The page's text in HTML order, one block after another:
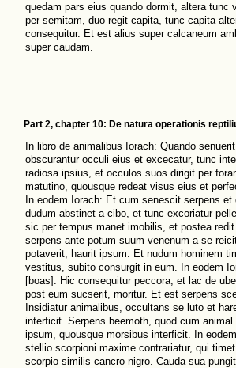
quedam pars eius quando dormit, altera tunc
per semitam, duo regit capita, tunc capita
consequitur. Et est alius super calcaneum
super caudam.
Part 2, chapter 10: De natura operationis
In libro de animalibus Iorach: Quando
obscurantur occuli eius et excecatur, tunc
radiosa ipsius, et occulos suos dirigit per
matutino, quousque redeat visus eius et
In eodem Iorach: Et cum senescit serpens et
dudum abstinet a cibo, et tunc excoriatur
sic per tempus manet imobilis, et postea
serpens ante potum suum venenum a se
potaverit, haurit ipsum. Et nudum hominem
vestitus, subito consurgit in eum. In eodem
[boas]. Hic consequitur peccora, et lac de
post eum sucserit, moritur. Et est serpens
Insidiatur animalibus, occultans se luto et
interficit. Serpens beemoth, quod cum
ipsum, quousque morsibus interficit. In
stellio scorpioni maxime contrariatur, qui
scorpio similis cancro nigro. Cauda sua